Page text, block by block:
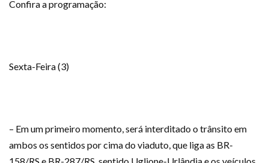
Confira a programação:
Sexta-Feira (3)
– Em um primeiro momento, será interditado o trânsito em
ambos os sentidos por cima do viaduto, que liga as BR-